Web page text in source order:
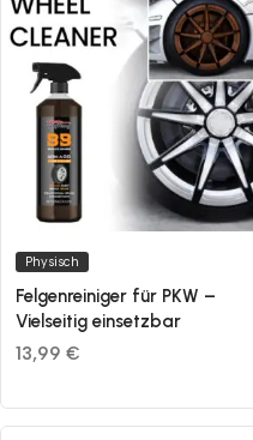
Physisch
Felgenreiniger für PKW –
Vielseitig einsetzbar
13,99 €